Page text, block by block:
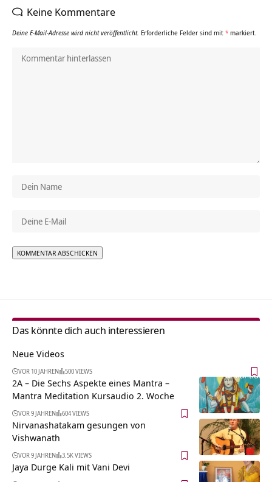
Keine Kommentare
Deine E-Mail-Adresse wird nicht veröffentlicht. Erforderliche Felder sind mit * markiert.
Das könnte dich auch interessieren
Neue Videos
VOR 10 JAHREN 500 VIEWS
2A – Die Sechs Aspekte eines Mantra –
Mantra Meditation Kursaudio 2. Woche
VOR 9 JAHREN 604 VIEWS
Nirvanashatakam gesungen von
Vishwanath
VOR 9 JAHREN 3.5K VIEWS
Jaya Durge Kali mit Vani Devi